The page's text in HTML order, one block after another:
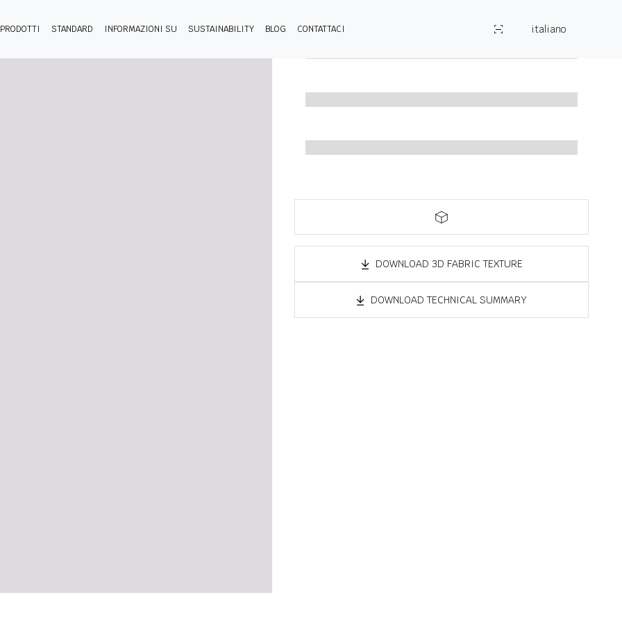
PRODOTTI STANDARD INFORMAZIONI SU SUSTAINABILITY BLOG CONTATTACI italiano
DOWNLOAD 3D FABRIC TEXTURE
DOWNLOAD TECHNICAL SUMMARY